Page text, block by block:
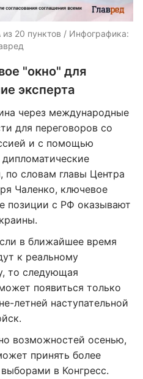
20 пунктов / Инфографика:
"окно" для
эксперта
через международные
для переговоров со
и с помощью
словам главы Центра
Чаленко, ключевое
позиции с РФ оказывают
в ближайшее время
к реальному
то следующая
появиться только
летней наступательной
возможностей осенью,
принять более
в Конгресс.